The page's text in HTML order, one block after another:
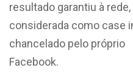
resultado garantiu à
considerada como case
chancelado pelo próprio
Facebook.